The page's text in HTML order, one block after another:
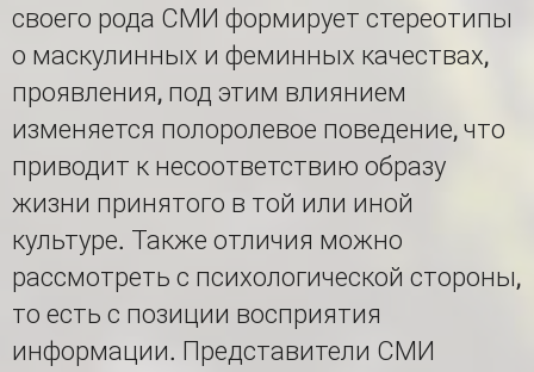
своего рода СМИ формирует стереотипы
о маскулинных и феминных качествах,
проявления, под этим влиянием
изменяется полоролевое поведение, что
приводит к несоответствию образу
жизни принятого в той или иной
культуре. Также отличия можно
рассмотреть с психологической стороны,
то есть с позиции восприятия
информации. Представители СМИ